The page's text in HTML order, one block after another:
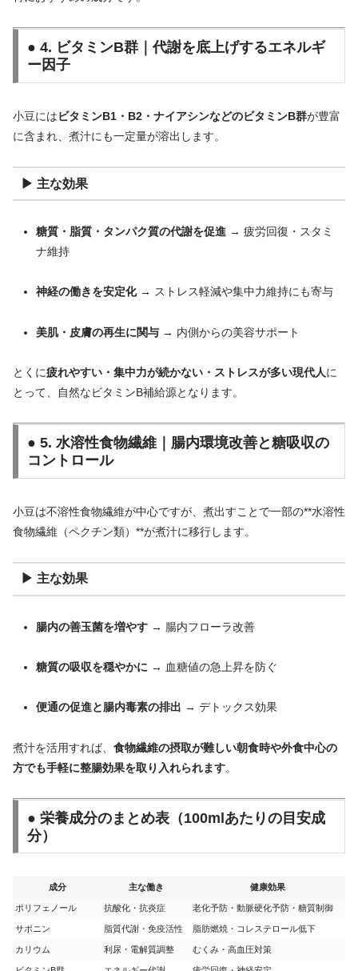
● 4. ビタミンB群｜代謝を底上げするエネルギ
ー因子
小豆にはビタミンB1・B2・ナイアシンなどのビタミンB群が豊富
に含まれ、煮汁にも一定量が溶出します。
▶ 主な効果
糖質・脂質・タンパク質の代謝を促進→ 疲労回復・スタミ
ナ維持
神経の働きを安定化→ ストレス軽減や集中力維持にも寄与
美肌・皮膚の再生に関与→ 内側からの美容サポート
とくに疲れやすい・集中力が続かない・ストレスが多い現代人に
とって、自然なビタミンB補給源となります。
● 5. 水溶性食物繊維｜腸内環境改善と糖吸収の
コントロール
小豆は不溶性食物繊維が中心ですが、煮出すことで一部の**水溶性
食物繊維（ペクチン類）**が煮汁に移行します。
▶ 主な効果
腸内の善玉菌を増やす→ 腸内フローラ改善
糖質の吸収を穏やかに → 血糖値の急上昇を防ぐ
便通の促進と腸内毒素の排出 → デトックス効果
煮汁を活用すれば、 食物繊維の摂取が難しい朝食時や外食中心の
方でも手軽に整腸効果を取り入れられます。
● 栄養成分のまとめ表（100mlあたりの目安成
分）
成分 主な働き 健康効果
ポリフェノール 抗酸化・抗炎症 老化予防・動脈硬化予防・糖質制御
サポニン 脂質代謝・免疫活性 脂肪燃焼・コレステロール低下
カリウム 利尿・電解質調整 むくみ・高血圧対策